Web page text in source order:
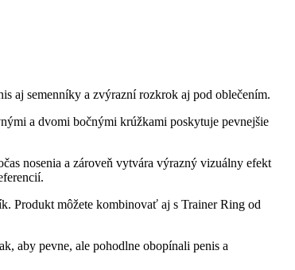
aj semenníky a zvýrazní rozkrok aj pod oblečením.
a dvomi bočnými krúžkami poskytuje pevnejšie
nosenia a zároveň vytvára výrazný vizuálny efekt
Produkt môžete kombinovať aj s Trainer Ring od
aby pevne, ale pohodlne obopínali penis a